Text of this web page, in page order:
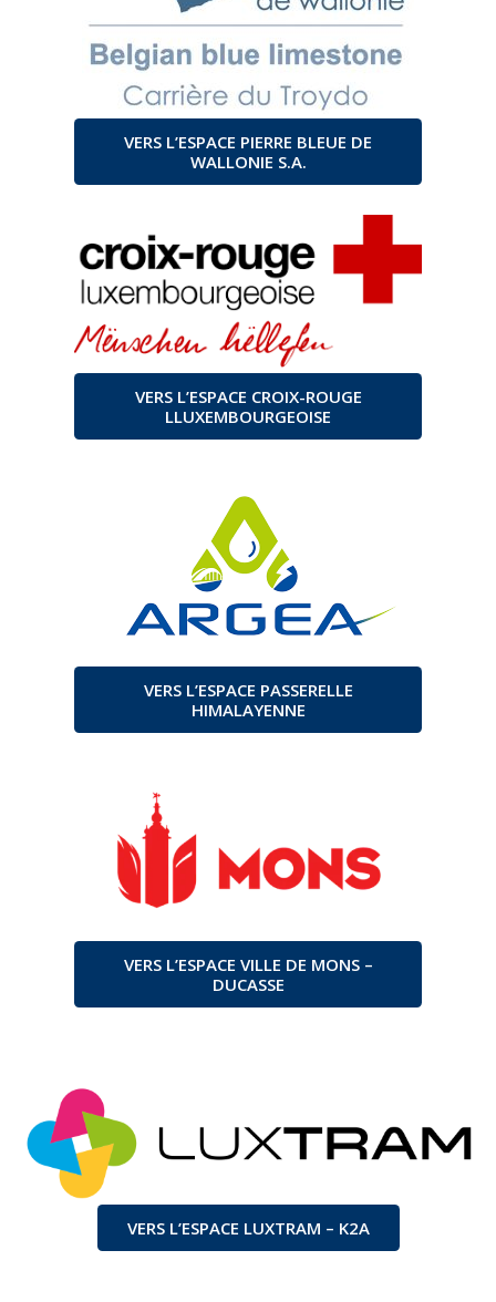
VERS L’ESPACE PIERRE BLEUE DE
WALLONIE S.A.
VERS L’ESPACE CROIX-ROUGE
LLUXEMBOURGEOISE
VERS L’ESPACE PASSERELLE
HIMALAYENNE
VERS L’ESPACE VILLE DE MONS –
DUCASSE
VERS L’ESPACE LUXTRAM – K2A